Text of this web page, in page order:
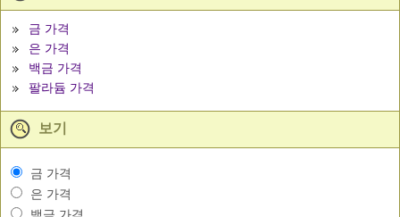
금 가격
은 가격
백금 가격
팔라듐 가격
보기
금 가격
은 가격